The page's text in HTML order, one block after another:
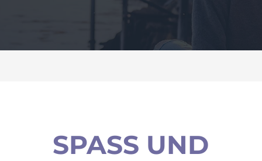
SPASS UND E